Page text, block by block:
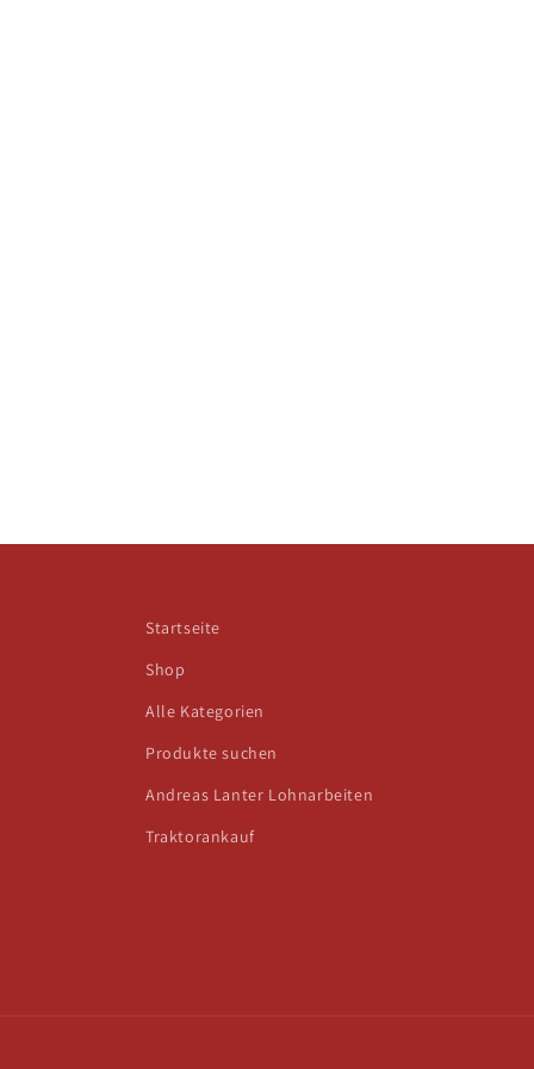
Startseite
Shop
Alle Kategorien
Produkte suchen
Andreas Lanter Lohnarbeiten
Traktorankauf